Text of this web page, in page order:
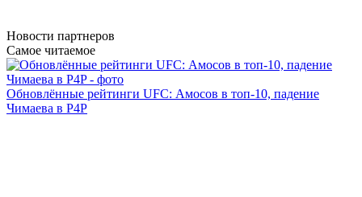
Новости партнеров
Самое читаемое
Обновлённые рейтинги UFC: Амосов в топ-10, падение
Чимаева в P4P